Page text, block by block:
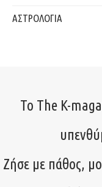
ΑΣΤΡΟΛΟΓΙΑ
Το The K-
Ζήσε με πάθος,